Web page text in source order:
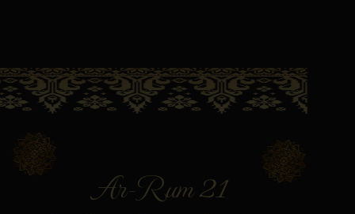
Ar-Rum 21